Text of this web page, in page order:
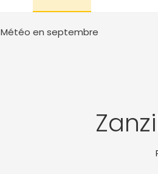
Météo en septembre